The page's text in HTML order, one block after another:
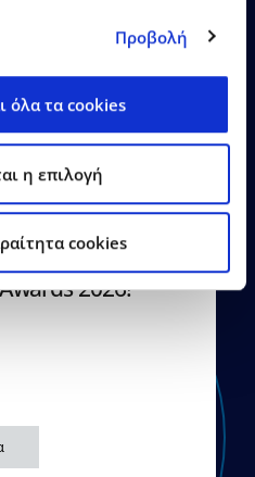
Προβολή
όλα τα cookies
η επιλογή
cookies
Δελτία Τύπου
Provider
στα
2026!